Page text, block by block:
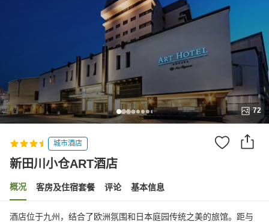
72
城市酒店
新田川小仓ART酒店
概况 客房及住宿套餐 评论 基本信息
酒店位于九州，结合了欧洲氛围和日本庭园传统之美的旅馆。距与